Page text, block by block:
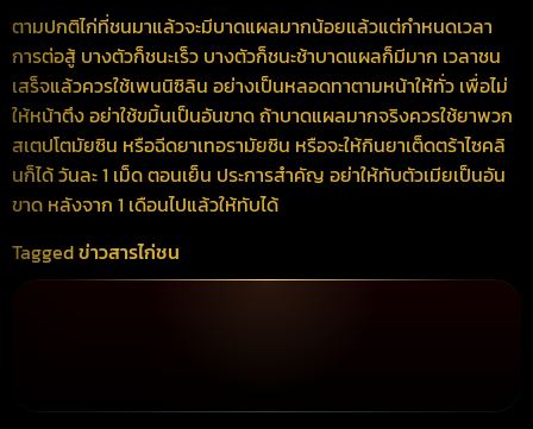
ตามปกติไก่ที่ชนมาแล้วจะมีบาดแผลมากน้อยแล้วแต่กำหนดเวลา
การต่อสู้ บางตัวก็ชนะเร็ว บางตัวก็ชนะช้าบาดแผลก็มีมาก เวลาชน
เสร็จแล้วควรใช้เพนนิซิลิน อย่างเป็นหลอดทาตามหน้าให้ทั่ว เพื่อไม่
ให้หน้าตึง อย่าใช้ขมิ้นเป็นอันขาด ถ้าบาดแผลมากจริงควรใช้ยาพวก
สเตปโตมัยซิน หรือฉีดยาเทอรามัยซิน หรือจะให้กินยาเต็ดตร้าไซคลิ
นก็ได้ วันละ 1 เม็ด ตอนเย็น ประการสำคัญ อย่าให้ทับตัวเมียเป็นอัน
ขาด หลังจาก 1 เดือนไปแล้วให้ทับได้
Taggedข่าวสารไก่ชน